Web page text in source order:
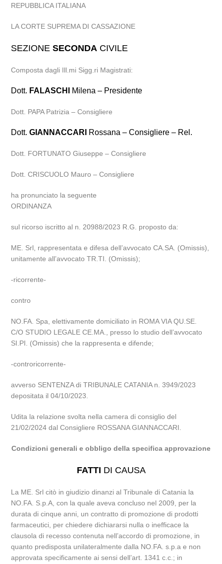
REPUBBLICA ITALIANA
LA CORTE SUPREMA DI CASSAZIONE
SEZIONESECONDA CIVILE
Composta dagli Ill.mi Sigg.ri Magistrati:
Dott. FALASCHI Milena – Presidente
Dott. PAPA Patrizia – Consigliere
Dott.GIANNACCARI Rossana – Consigliere – Rel.
Dott. FORTUNATO Giuseppe – Consigliere
Dott. CRISCUOLO Mauro – Consigliere
ha pronunciato la seguente
ORDINANZA
sul ricorso iscritto al n. 20988/2023 R.G. proposto da:
ME. Srl, rappresentata e difesa dell’avvocato CA.SA. (Omissis),
unitamente all’avvocato TR.TI. (Omissis);
-ricorrente-
contro
NO.FA. Spa, elettivamente domiciliato in ROMA VIA QU.SE.
C/O STUDIO LEGALE CE.MA., presso lo studio dell’avvocato
SI.PI. (Omissis) che la rappresenta e difende;
-controricorrente-
avverso SENTENZA di TRIBUNALE CATANIA n. 3949/2023
depositata il 04/10/2023.
Udita la relazione svolta nella camera di consiglio del
21/02/2024 dal Consigliere ROSSANA GIANNACCARI.
Condizioni generali e obbligo della specifica approvazione
FATTI DI CAUSA
La ME. Srl citò in giudizio dinanzi al Tribunale di Catania la
NO.FA. S.p.A, con la quale aveva concluso nel 2009, per la
durata di cinque anni, un contratto di promozione di prodotti
farmaceutici, per chiedere dichiararsi nulla o inefficace la
clausola di recesso contenuta nell’accordo di promozione, in
quanto predisposta unilateralmente dalla NO.FA. s.p.a e non
approvata specificamente ai sensi dell’art. 1341 c.c.; in